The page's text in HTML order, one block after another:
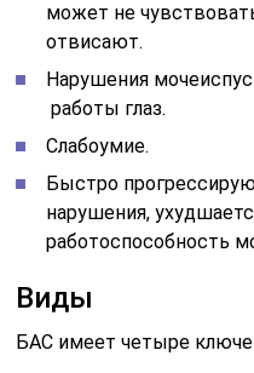
может не
отвисают.
Нарушения
работы глаз.
Слабоумие.
Быстро
нарушения,
работоспособность
Виды
БАС имеет четыре